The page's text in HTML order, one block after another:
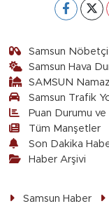
Samsun
Samsun Hava
SAMSUN
Samsun Trafik
Puan Durumu
Tüm Manşetler
Son Dakika
Haber Arşivi
Samsun Haber